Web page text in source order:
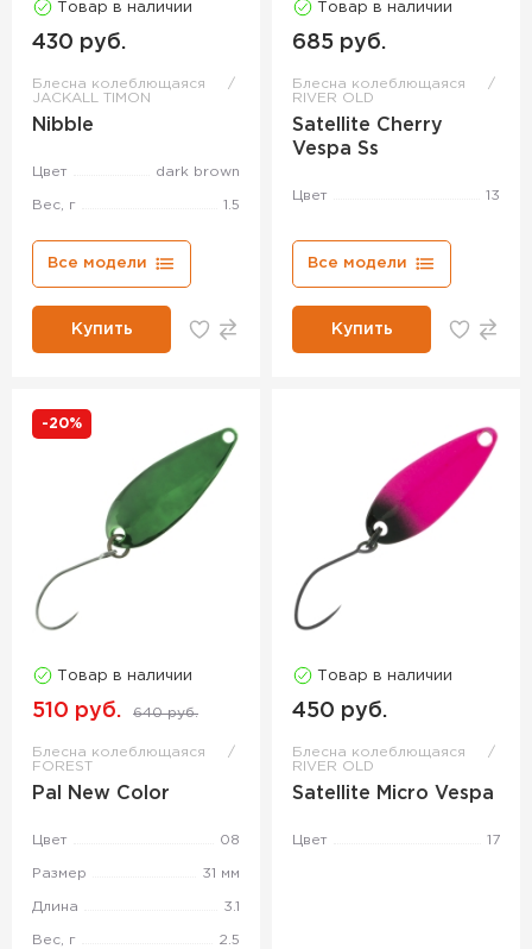
Товар в наличии
430 руб.
Блесна колеблющаяся
JACKALL TIMON
Nibble
Цвет dark brown
Вес, г 1.5
Все модели
Купить
Товар в наличии
685 руб.
Блесна колеблющаяся
RIVER OLD
Satellite Cherry
Vespa Ss
Цвет 13
Все модели
Купить
-20%
Товар в наличии
510 руб. 640 руб.
Блесна колеблющаяся
FOREST
Pal New Color
Цвет 08
Размер 31 мм
Длина 3.1
Вес, г 2.5
Товар в наличии
450 руб.
Блесна колеблющаяся
RIVER OLD
Satellite Micro Vespa
Цвет 17